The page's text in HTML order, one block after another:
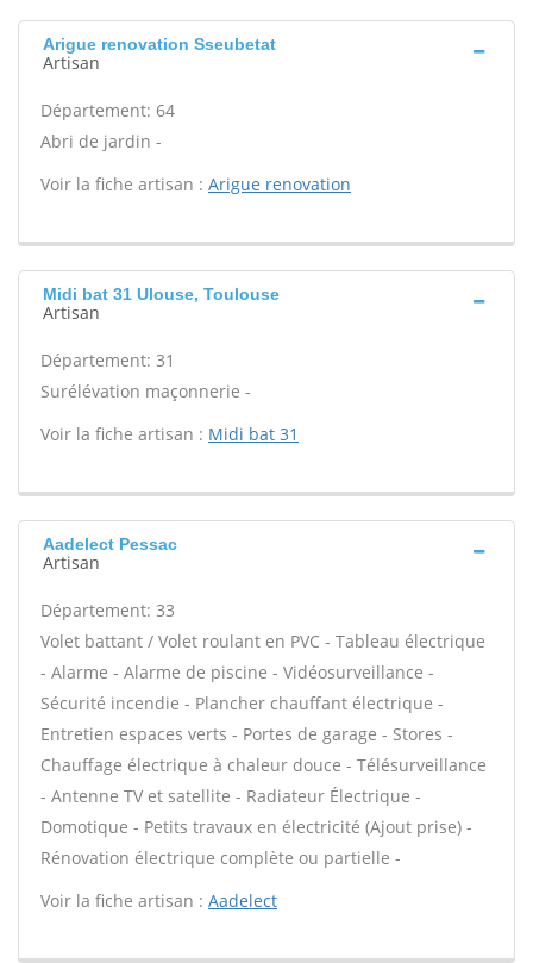
Arigue renovation Sseubetat
Artisan
Département: 64
Abri de jardin -
Voir la fiche artisan : Arigue renovation
Midi bat 31 Ulouse, Toulouse
Artisan
Département: 31
Surélévation maçonnerie -
Voir la fiche artisan : Midi bat 31
Aadelect Pessac
Artisan
Département: 33
Volet battant / Volet roulant en PVC - Tableau électrique
- Alarme - Alarme de piscine - Vidéosurveillance -
Sécurité incendie - Plancher chauffant électrique -
Entretien espaces verts - Portes de garage - Stores -
Chauffage électrique à chaleur douce - Télésurveillance
- Antenne TV et satellite - Radiateur Électrique -
Domotique - Petits travaux en électricité (Ajout prise) -
Rénovation électrique complète ou partielle -
Voir la fiche artisan : Aadelect